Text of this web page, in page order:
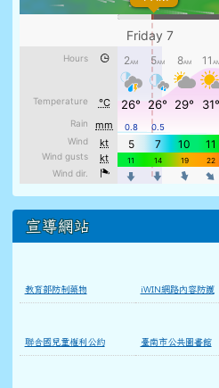
宣導網站
教育部防制藥物 iWIN網路內容防護
聯合國兒童權利公約 臺南市公共圖書館